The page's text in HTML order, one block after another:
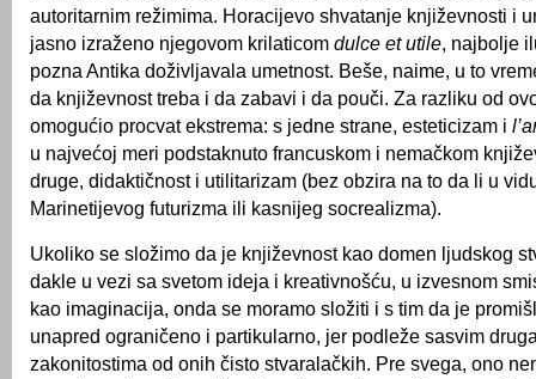
autoritarnim režimima. Horacijevo shvatanje književnosti i
jasno izraženo njegovom krilaticom dulce et utile, najbolje
pozna Antika doživljavala umetnost. Beše, naime, u to
da književnost treba i da zabavi i da pouči. Za razliku od
omogućio procvat ekstrema: s jedne strane, esteticizam i
u najvećoj meri podstaknuto francuskom i nemačkom
druge, didaktičnost i utilitarizam (bez obzira na to da li u
Marinetijevog futurizma ili kasnijeg socrealizma).
Ukoliko se složimo da je književnost kao domen ljudskog
dakle u vezi sa svetom ideja i kreativnošću, u izvesnom
kao imaginacija, onda se moramo složiti i s tim da je
unapred ograničeno i partikularno, jer podleže sasvim
zakonitostima od onih čisto stvaralačkih. Pre svega, ono